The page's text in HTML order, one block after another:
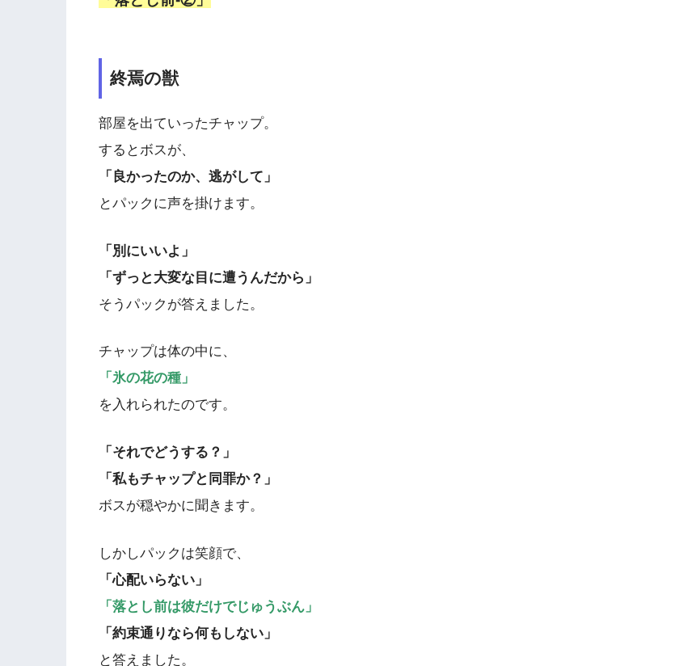
終焉の獣
部屋を出ていったチャップ。
するとボスが、
「良かったのか、逃がして」
とパックに声を掛けます。
「別にいいよ」
「ずっと大変な目に遭うんだから」
そうパックが答えました。
チャップは体の中に、
「氷の花の種」
を入れられたのです。
「それでどうする？」
「私もチャップと同罪か？」
ボスが穏やかに聞きます。
しかしパックは笑顔で、
「心配いらない」
「落とし前は彼だけでじゅうぶん」
「約束通りなら何もしない」
と答えました。